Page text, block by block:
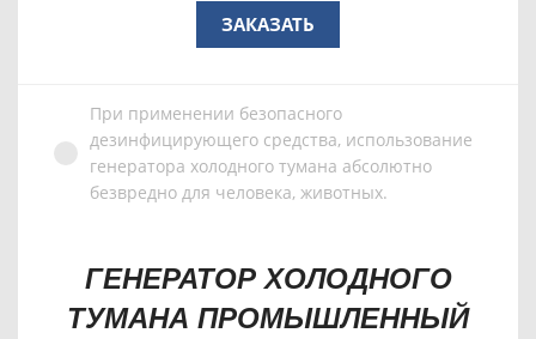
ЗАКАЗАТЬ
При применении безопасного
дезинфицирующего средства, использование
генератора холодного тумана абсолютно
безвредно для человека, животных.
ГЕНЕРАТОР ХОЛОДНОГО
ТУМАНА ПРОМЫШЛЕННЫЙ